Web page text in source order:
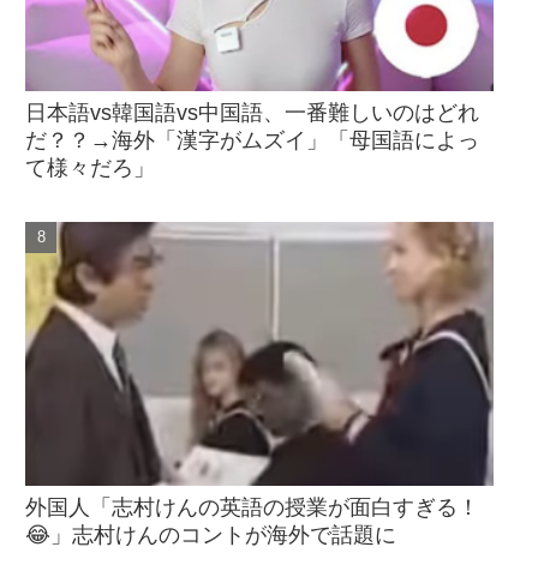
日本語vs韓国語vs中国語、一番難しいのはどれ
だ？？→海外「漢字がムズイ」「母国語によっ
て様々だろ」
外国人「志村けんの英語の授業が面白すぎる！
😂」志村けんのコントが海外で話題に